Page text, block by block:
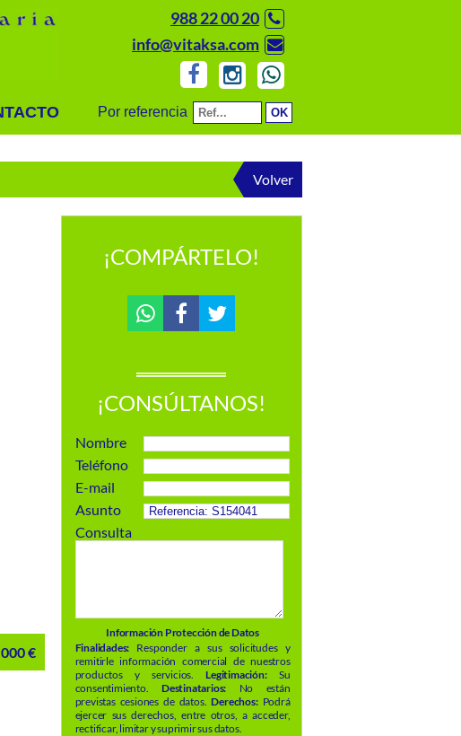
988 22 00 20
info@vitaksa.com
Por referencia
Volver
€
¡COMPÁRTELO!
¡CONSÚLTANOS!
Nombre
Teléfono
E-mail
Asunto
Consulta
Información Protección de Datos
Finalidades: Responder a sus solicitudes y
remitirle información comercial de nuestros
productos y servicios.Legitimación:Su
consentimiento. Destinatarios: No están
previstas cesiones de datos.Derechos:Podrá
ejercer sus derechos, entre otros, a acceder,
rectificar, limitar y suprimir sus datos.